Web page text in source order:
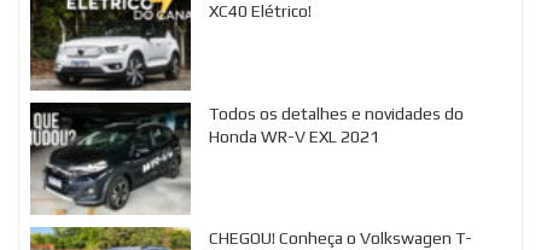
XC40 Elétrico!
Todos os detalhes e novidades do
Honda WR-V EXL 2021
CHEGOU! Conheça o Volkswagen T-